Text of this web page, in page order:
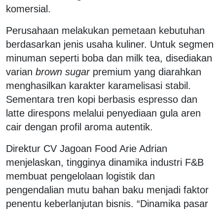
komersial.
Perusahaan melakukan pemetaan kebutuhan
berdasarkan jenis usaha kuliner. Untuk segmen
minuman seperti boba dan milk tea, disediakan
varian brown sugarpremium yang diarahkan
menghasilkan karakter karamelisasi stabil.
Sementara tren kopi berbasis espresso dan
latte direspons melalui penyediaan gula aren
cair dengan profil aroma autentik.
Direktur CV Jagoan Food Arie Adrian
menjelaskan, tingginya dinamika industri F&B
membuat pengelolaan logistik dan
pengendalian mutu bahan baku menjadi faktor
penentu keberlanjutan bisnis. “Dinamika pasar